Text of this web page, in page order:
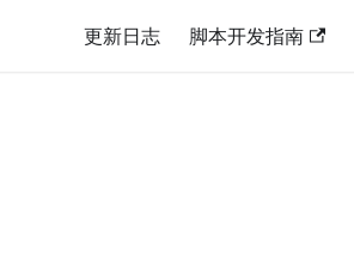
更新日志 脚本开发指南